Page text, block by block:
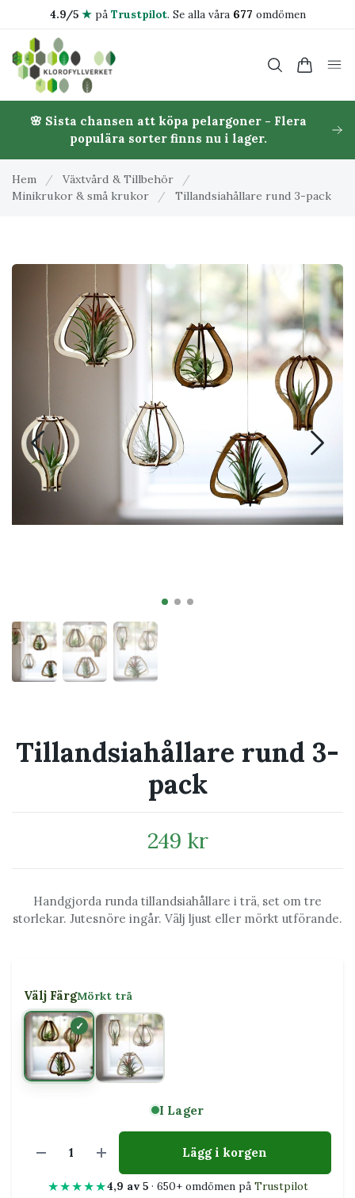
4.9/5 ★på Trustpilot. Se alla våra 677 omdömen
🌸 Sista chansen att köpa pelargoner - Flera
populära sorter finns nu i lager.
Hem / Växtvård & Tillbehör
/
Minikrukor & små krukor
/ Tillandsiahållare rund 3-pack
Tillandsiahållare rund 3-
pack
249 kr
Handgjorda runda tillandsiahållare i trä, set om tre
storlekar. Jutesnöre ingår. Välj ljust eller mörkt utförande.
Välj FärgMörkt trä
I Lager
Lägg i korgen
★★★★★4,9 av 5· 650+ omdömen på Trustpilot